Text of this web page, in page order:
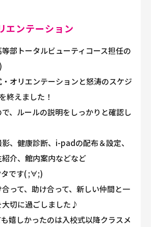
エンテーション
部トータルビューティコース担任の
オリエンテーションと怒涛のスケジ
終えました！
、ルールの説明をしっかりと確認し
、健康診断、i-padの配布＆設定、
介、館内案内などなど
タです( ;∀;)
って、助け合って、新しい仲間と一
切に過ごしました♪
嬉しかったのは入校式以降クラスメ